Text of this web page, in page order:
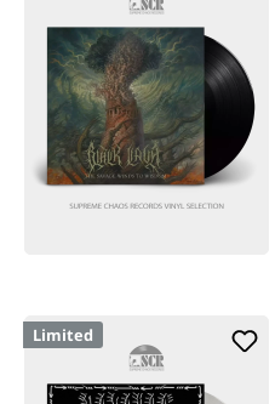
Limited